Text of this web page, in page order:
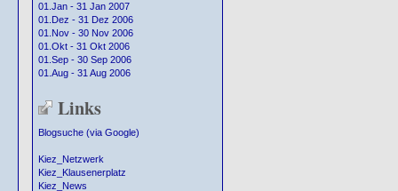
01.Jan - 31 Jan 2007
01.Dez - 31 Dez 2006
01.Nov - 30 Nov 2006
01.Okt - 31 Okt 2006
01.Sep - 30 Sep 2006
01.Aug - 31 Aug 2006
Links
Blogsuche (via Google)
Kiez_Netzwerk
Kiez_Klausenerplatz
Kiez_News